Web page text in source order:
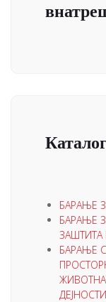
БАРАЊЕ
БАРАЊЕ
БАРАЊЕ